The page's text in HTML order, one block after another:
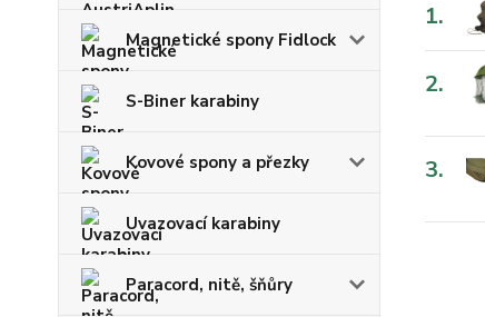
Magnetické spony Fidlock
S-Biner karabiny
Kovové spony a přezky
Uvazovací karabiny
Paracord, nitě, šňůry
1.
2.
3.